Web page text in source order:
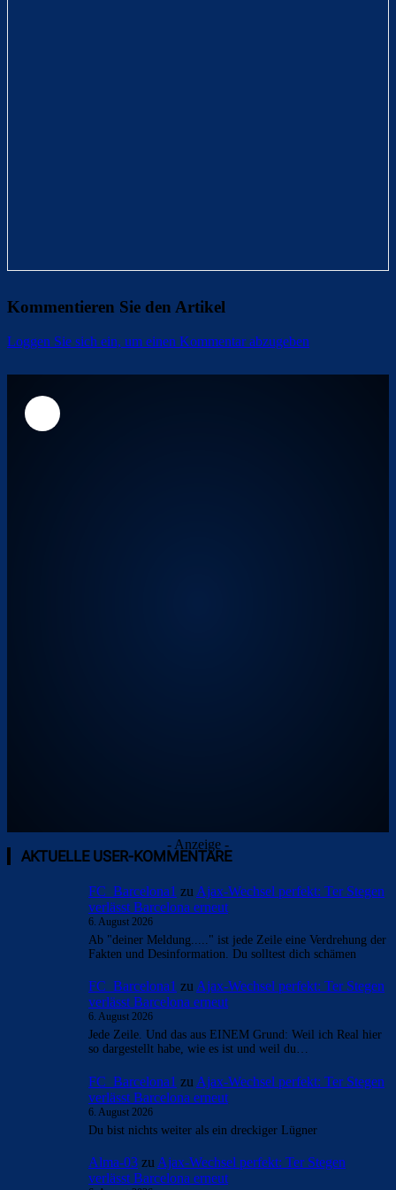
Kommentieren Sie den Artikel
Loggen Sie sich ein, um einen Kommentar abzugeben
- Anzeige -
AKTUELLE USER-KOMMENTARE
FC_Barcelona1 zu Ajax-Wechsel perfekt: Ter Stegen
verlässt Barcelona erneut
6. August 2026
Ab "deiner Meldung....." ist jede Zeile eine Verdrehung der
Fakten und Desinformation. Du solltest dich schämen
FC_Barcelona1 zu Ajax-Wechsel perfekt: Ter Stegen
verlässt Barcelona erneut
6. August 2026
Jede Zeile. Und das aus EINEM Grund: Weil ich Real hier
so dargestellt habe, wie es ist und weil du…
FC_Barcelona1 zu Ajax-Wechsel perfekt: Ter Stegen
verlässt Barcelona erneut
6. August 2026
Du bist nichts weiter als ein dreckiger Lügner
Alma-03 zuAjax-Wechsel perfekt: Ter Stegen
verlässt Barcelona erneut